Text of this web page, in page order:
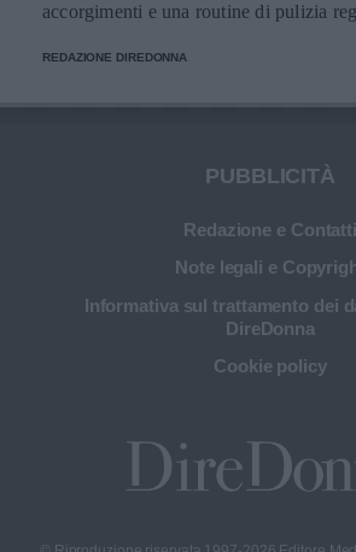
accorgimenti e una routine di pulizia
più sana e prolungare la vita dei
REDAZIONE DIREDONNA
PUBBLICITÀ
Redazione e Contatti
Note legali e
Informativa sul trattamento dei
DireDonna
Cookie policy